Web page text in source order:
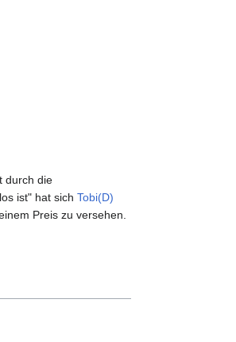
durch die
ist" hat sichTobi(D)
Preis zu versehen.